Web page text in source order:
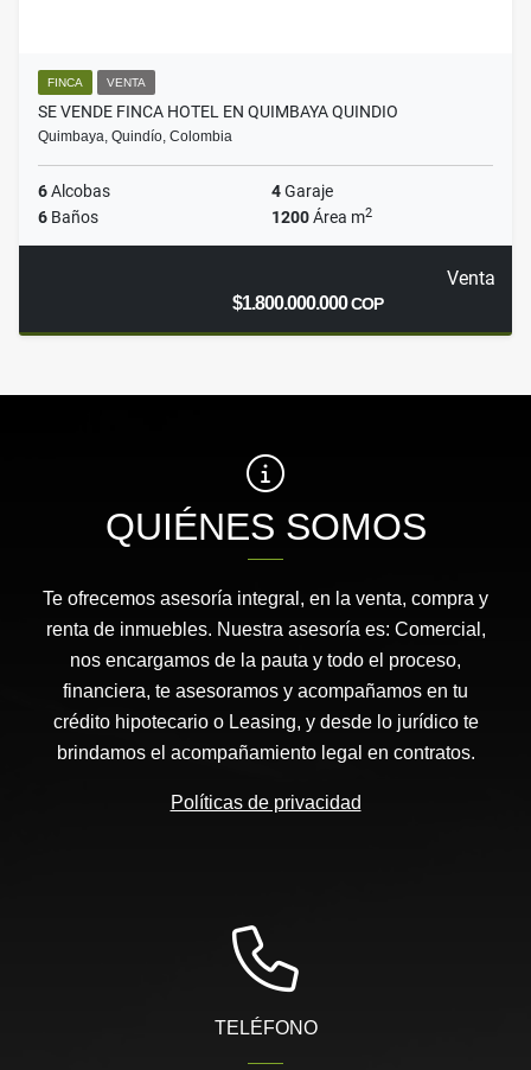
FINCA VENTA
SE VENDE FINCA HOTEL EN QUIMBAYA QUINDIO
Quimbaya, Quindío, Colombia
6Alcobas 4Garaje
6 Baños 1200Área m2
Venta
$1.800.000.000COP
QUIÉNES SOMOS
Te ofrecemos asesoría integral, en la venta, compra y
renta de inmuebles. Nuestra asesoría es: Comercial,
nos encargamos de la pauta y todo el proceso,
financiera, te asesoramos y acompañamos en tu
crédito hipotecario o Leasing, y desde lo jurídico te
brindamos el acompañamiento legal en contratos.
Políticas de privacidad
TELÉFONO